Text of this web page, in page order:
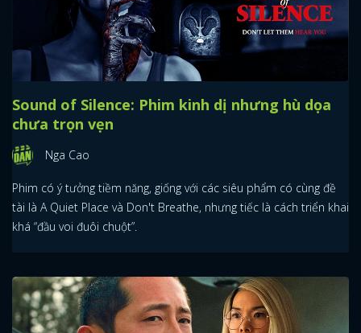
Sound of Silence: Phim kinh dị nhưng hù dọa
chưa trọn vẹn
Nga Cao
Phim có ý tưởng tiềm năng, giống với các siêu phẩm có cùng đề
tài là A Quiet Place và Don't Breathe, nhưng tiếc là cách triển khai
khá “đầu voi đuôi chuột”.